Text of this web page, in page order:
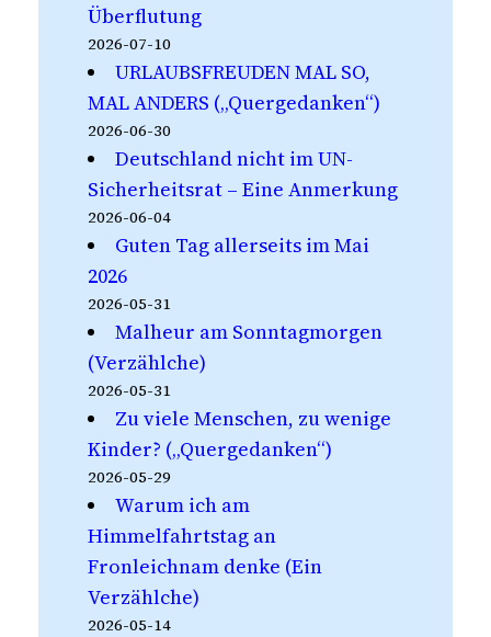
Überflutung
2026-07-10
URLAUBSFREUDEN MAL SO,
MAL ANDERS („Quergedanken“)
2026-06-30
Deutschland nicht im UN-
Sicherheitsrat – Eine Anmerkung
2026-06-04
Guten Tag allerseits im Mai
2026
2026-05-31
Malheur am Sonntagmorgen
(Verzählche)
2026-05-31
Zu viele Menschen, zu wenige
Kinder? („Quergedanken“)
2026-05-29
Warum ich am
Himmelfahrtstag an
Fronleichnam denke (Ein
Verzählche)
2026-05-14